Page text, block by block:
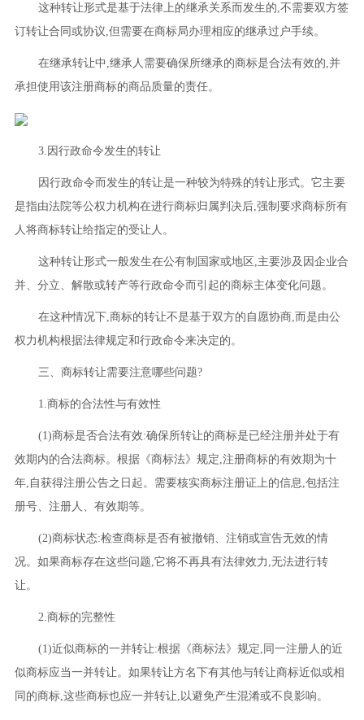
这种转让形式是基于法律上的继承关系而发生的,不需要双方签
订转让合同或协议,但需要在商标局办理相应的继承过户手续。
在继承转让中,继承人需要确保所继承的商标是合法有效的,并
承担使用该注册商标的商品质量的责任。
3.因行政命令发生的转让
因行政命令而发生的转让是一种较为特殊的转让形式。它主要
是指由法院等公权力机构在进行商标归属判决后,强制要求商标所有
人将商标转让给指定的受让人。
这种转让形式一般发生在公有制国家或地区,主要涉及因企业合
并、分立、解散或转产等行政命令而引起的商标主体变化问题。
在这种情况下,商标的转让不是基于双方的自愿协商,而是由公
权力机构根据法律规定和行政命令来决定的。
三、商标转让需要注意哪些问题?
1.商标的合法性与有效性
(1)商标是否合法有效:确保所转让的商标是已经注册并处于有
效期内的合法商标。根据《商标法》规定,注册商标的有效期为十
年,自获得注册公告之日起。需要核实商标注册证上的信息,包括注
册号、注册人、有效期等。
(2)商标状态:检查商标是否有被撤销、注销或宣告无效的情
况。如果商标存在这些问题,它将不再具有法律效力,无法进行转
让。
2.商标的完整性
(1)近似商标的一并转让:根据《商标法》规定,同一注册人的近
似商标应当一并转让。如果转让方名下有其他与转让商标近似或相
同的商标,这些商标也应一并转让,以避免产生混淆或不良影响。